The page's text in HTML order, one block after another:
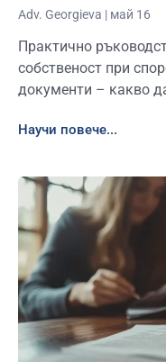
Adv. Georgieva май 16
Практично
собственост при
документи – какво
Научи повече...